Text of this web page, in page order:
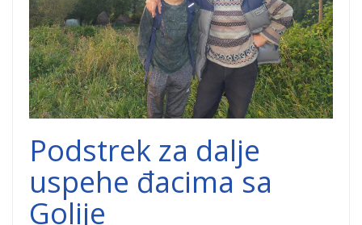
Podstrek za dalje
uspehe đacima sa
Golije